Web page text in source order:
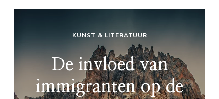
KUNST & LITERATUUR
De invloed van
immigranten op de